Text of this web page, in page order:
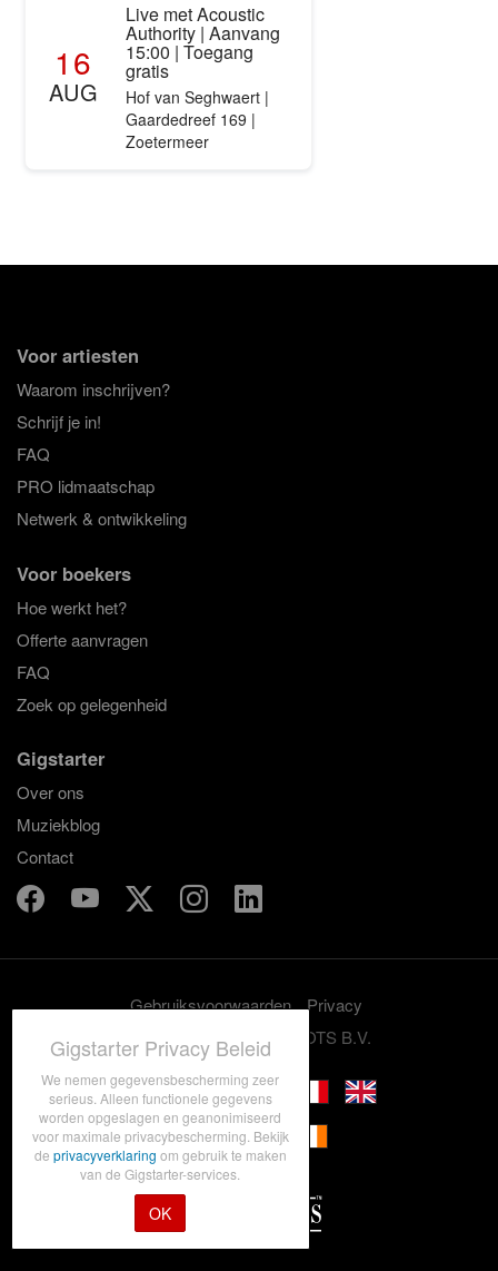
16
AUG
Live met Acoustic
Authority | Aanvang
15:00 | Toegang
gratis
Hof van Seghwaert |
Gaardedreef 169 |
Zoetermeer
Voor artiesten
Waarom inschrijven?
Schrijf je in!
FAQ
PRO lidmaatschap
Netwerk & ontwikkeling
Voor boekers
Hoe werkt het?
Offerte aanvragen
FAQ
Zoek op gelegenheid
Gigstarter
Over ons
Muziekblog
Contact
Gebruiksvoorwaarden
Privacy
© 2012-2026 GRASSROOTS B.V.
Gigstarter Privacy Beleid
We nemen gegevensbescherming zeer
serieus. Alleen functionele gegevens
worden opgeslagen en geanonimiseerd
voor maximale privacybescherming. Bekijk
de privacyverklaring om gebruik te maken
van de Gigstarter-services.
OK